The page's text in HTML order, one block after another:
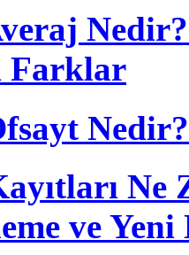
Farklar
Ne
ve